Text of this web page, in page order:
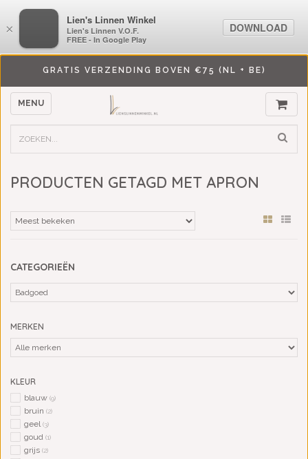
GRATIS VERZENDING BOVEN €75 (NL + BE)
MENU
PRODUCTEN GETAGD MET APRON
CATEGORIEËN
MERKEN
KLEUR
blauw (9)
bruin (2)
geel(3)
goud (1)
grijs (2)
×
LiensLinnenwinkel.nl
Lien's Linnen V.O.F.
FREE - In Google Play
DOWNLOAD
×
Lien's Linnen Winkel
Lien's Linnen V.O.F.
FREE - In Google Play
DOWNLOAD